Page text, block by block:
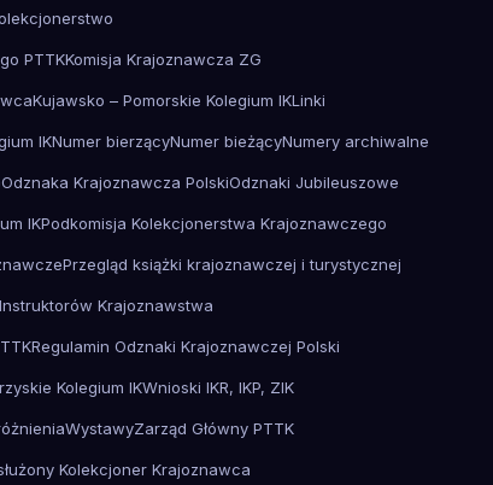
PTTKKomisja Krajoznawcza ZG
Kujawsko – Pomorskie Kolegium IKLinki
IKNumer bierzącyNumer bieżącyNumery archiwalne
Odznaka Krajoznawcza PolskiOdznaki Jubileuszowe
IKPodkomisja Kolekcjonerstwa Krajoznawczego
Przegląd książki krajoznawczej i turystycznej
Krajoznawstwa
Regulamin Odznaki Krajoznawczej Polski
Kolegium IKWnioski IKR, IKP, ZIK
WystawyZarząd Główny PTTK
Kolekcjoner Krajoznawca